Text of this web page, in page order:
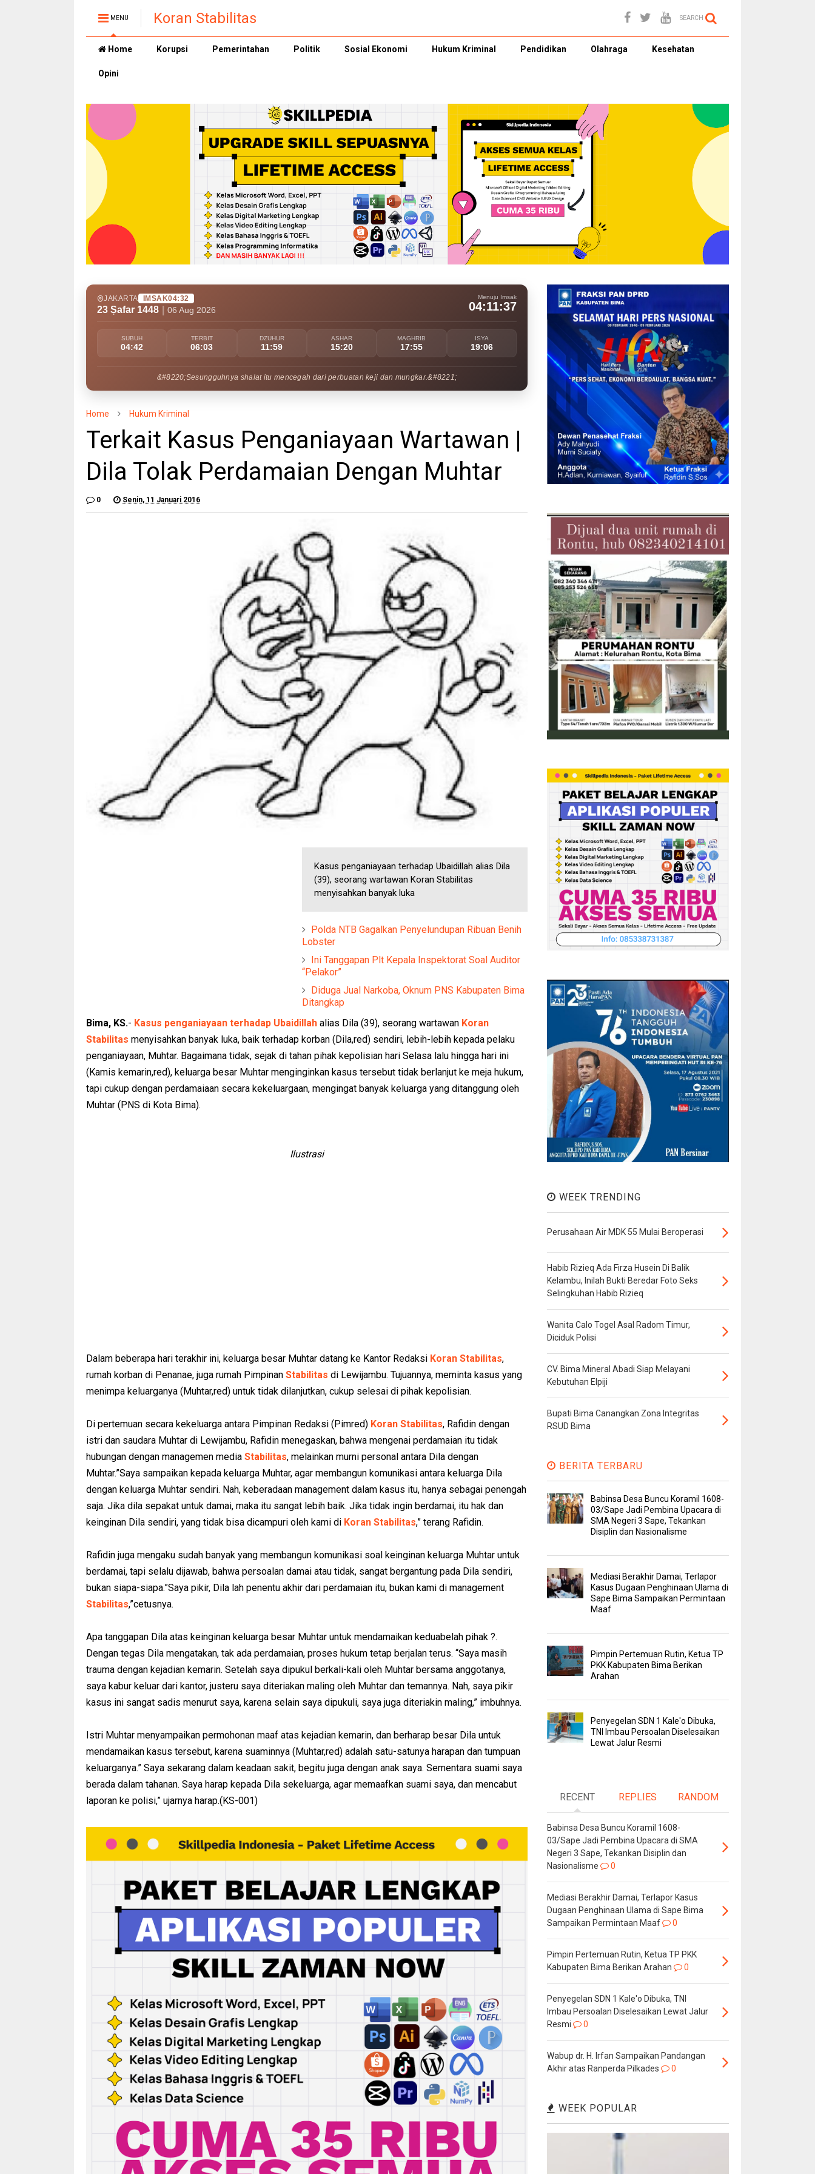
MENU Koran Stabilitas SEARCH
Home Korupsi Pemerintahan Politik Sosial Ekonomi Hukum Kriminal Pendidikan Olahraga Kesehatan
Opini
JAKARTA IMSAK04:32
23 Ṣafar 1448 06 Aug 2026
Menuju Imsak
04:11:36
SUBUH
04:42
TERBIT
06:03
DZUHUR
11:59
ASHAR
15:20
MAGHRIB
17:55
ISYA
19:06
&#8220;Sesungguhnya shalat itu mencegah dari perbuatan keji dan mungkar.&#8221;
Home Hukum Kriminal
Terkait Kasus Penganiayaan Wartawan |
Dila Tolak Perdamaian Dengan Muhtar
0 Senin, 11 Januari 2016
Kasus penganiayaan terhadap Ubaidillah alias Dila
(39), seorang wartawan Koran Stabilitas
menyisahkan banyak luka
Polda NTB Gagalkan Penyelundupan Ribuan Benih
Lobster
Ini Tanggapan Plt Kepala Inspektorat Soal Auditor
“Pelakor”
Diduga Jual Narkoba, Oknum PNS Kabupaten Bima
Ditangkap
Bima, KS.- Kasus penganiayaan terhadap Ubaidillah alias Dila (39), seorang wartawan Koran
Stabilitas menyisahkan banyak luka, baik terhadap korban (Dila,red) sendiri, lebih-lebih kepada pelaku
penganiayaan, Muhtar. Bagaimana tidak, sejak di tahan pihak kepolisian hari Selasa lalu hingga hari ini
(Kamis kemarin,red), keluarga besar Muhtar menginginkan kasus tersebut tidak berlanjut ke meja hukum,
tapi cukup dengan perdamaiaan secara kekeluargaan, mengingat banyak keluarga yang ditanggung oleh
Muhtar (PNS di Kota Bima).
Ilustrasi
Dalam beberapa hari terakhir ini, keluarga besar Muhtar datang ke Kantor Redaksi Koran Stabilitas,
rumah korban di Penanae, juga rumah Pimpinan Stabilitas di Lewijambu. Tujuannya, meminta kasus yang
menimpa keluarganya (Muhtar,red) untuk tidak dilanjutkan, cukup selesai di pihak kepolisian.
Di pertemuan secara kekeluarga antara Pimpinan Redaksi (Pimred) Koran Stabilitas, Rafidin dengan
istri dan saudara Muhtar di Lewijambu, Rafidin menegaskan, bahwa mengenai perdamaian itu tidak
hubungan dengan managemen media Stabilitas, melainkan murni personal antara Dila dengan
Muhtar.”Saya sampaikan kepada keluarga Muhtar, agar membangun komunikasi antara keluarga Dila
dengan keluarga Muhtar sendiri. Nah, keberadaan management dalam kasus itu, hanya sebagai penengah
saja. Jika dila sepakat untuk damai, maka itu sangat lebih baik. Jika tidak ingin berdamai, itu hak dan
keinginan Dila sendiri, yang tidak bisa dicampuri oleh kami di Koran Stabilitas,” terang Rafidin.
Rafidin juga mengaku sudah banyak yang membangun komunikasi soal keinginan keluarga Muhtar untuk
berdamai, tapi selalu dijawab, bahwa persoalan damai atau tidak, sangat bergantung pada Dila sendiri,
bukan siapa-siapa.”Saya pikir, Dila lah penentu akhir dari perdamaian itu, bukan kami di management
Stabilitas,”cetusnya.
Apa tanggapan Dila atas keinginan keluarga besar Muhtar untuk mendamaikan keduabelah pihak ?.
Dengan tegas Dila mengatakan, tak ada perdamaian, proses hukum tetap berjalan terus. “Saya masih
trauma dengan kejadian kemarin. Setelah saya dipukul berkali-kali oleh Muhtar bersama anggotanya,
saya kabur keluar dari kantor, justeru saya diteriakan maling oleh Muhtar dan temannya. Nah, saya pikir
kasus ini sangat sadis menurut saya, karena selain saya dipukuli, saya juga diteriakin maling,” imbuhnya.
Istri Muhtar menyampaikan permohonan maaf atas kejadian kemarin, dan berharap besar Dila untuk
mendamaikan kasus tersebut, karena suaminnya (Muhtar,red) adalah satu-satunya harapan dan tumpuan
keluarganya.” Saya sekarang dalam keadaan sakit, begitu juga dengan anak saya. Sementara suami saya
berada dalam tahanan. Saya harap kepada Dila sekeluarga, agar memaafkan suami saya, dan mencabut
laporan ke polisi,” ujarnya harap.(KS-001)
WEEK TRENDING
Perusahaan Air MDK 55 Mulai Beroperasi
Habib Rizieq Ada Firza Husein Di Balik
Kelambu, Inilah Bukti Beredar Foto Seks
Selingkuhan Habib Rizieq
Wanita Calo Togel Asal Radom Timur,
Diciduk Polisi
CV. Bima Mineral Abadi Siap Melayani
Kebutuhan Elpiji
Bupati Bima Canangkan Zona Integritas
RSUD Bima
BERITA TERBARU
Babinsa Desa Buncu Koramil 1608-
03/Sape Jadi Pembina Upacara di
SMA Negeri 3 Sape, Tekankan
Disiplin dan Nasionalisme
Mediasi Berakhir Damai, Terlapor
Kasus Dugaan Penghinaan Ulama di
Sape Bima Sampaikan Permintaan
Maaf
Pimpin Pertemuan Rutin, Ketua TP
PKK Kabupaten Bima Berikan
Arahan
Penyegelan SDN 1 Kale'o Dibuka,
TNI Imbau Persoalan Diselesaikan
Lewat Jalur Resmi
RECENT REPLIES RANDOM
Babinsa Desa Buncu Koramil 1608-
03/Sape Jadi Pembina Upacara di SMA
Negeri 3 Sape, Tekankan Disiplin dan
Nasionalisme
0
Mediasi Berakhir Damai, Terlapor Kasus
Dugaan Penghinaan Ulama di Sape Bima
Sampaikan Permintaan Maaf
0
Pimpin Pertemuan Rutin, Ketua TP PKK
Kabupaten Bima Berikan Arahan
0
Penyegelan SDN 1 Kale'o Dibuka, TNI
Imbau Persoalan Diselesaikan Lewat Jalur
Resmi
0
Wabup dr. H. Irfan Sampaikan Pandangan
Akhir atas Ranperda Pilkades
0
WEEK POPULAR